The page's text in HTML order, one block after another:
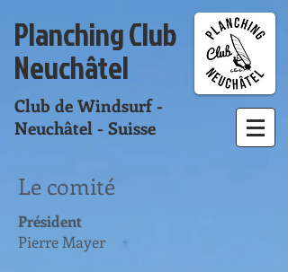
Planching Club
Neuchâtel
Club de Windsurf -
Neuchâtel - Suisse
Le comité
Président
Pierre Mayer